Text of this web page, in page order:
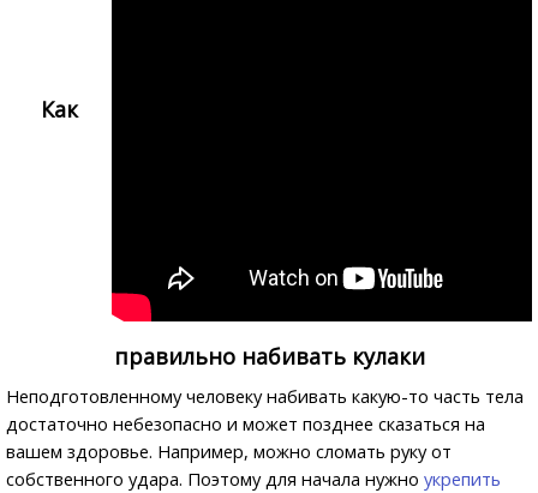
Как
правильно набивать кулаки
Неподготовленному человеку набивать какую-то часть тела
достаточно небезопасно и может позднее сказаться на
вашем здоровье. Например, можно сломать руку от
собственного удара. Поэтому для начала нужно укрепить